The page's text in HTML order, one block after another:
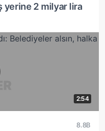
yerine 2 milyar lira
2:54
8.8B